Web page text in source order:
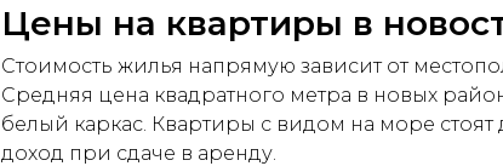
Цены на квартиры в
Стоимость жилья напрямую зависит от
Средняя цена квадратного метра в новых
белый каркас. Квартиры с видом на море
доход при сдаче в аренду.